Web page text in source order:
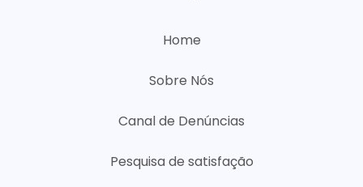
Home
Sobre Nós
Canal de Denúncias
Pesquisa de satisfação